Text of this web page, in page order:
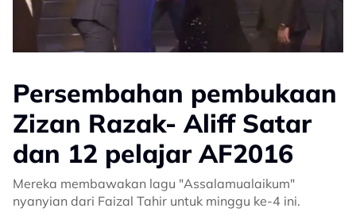
Persembahan pembukaan
Zizan Razak- Aliff Satar
dan 12 pelajar AF2016
Mereka membawakan lagu "Assalamualaikum"
nyanyian dari Faizal Tahir untuk minggu ke-4 ini.